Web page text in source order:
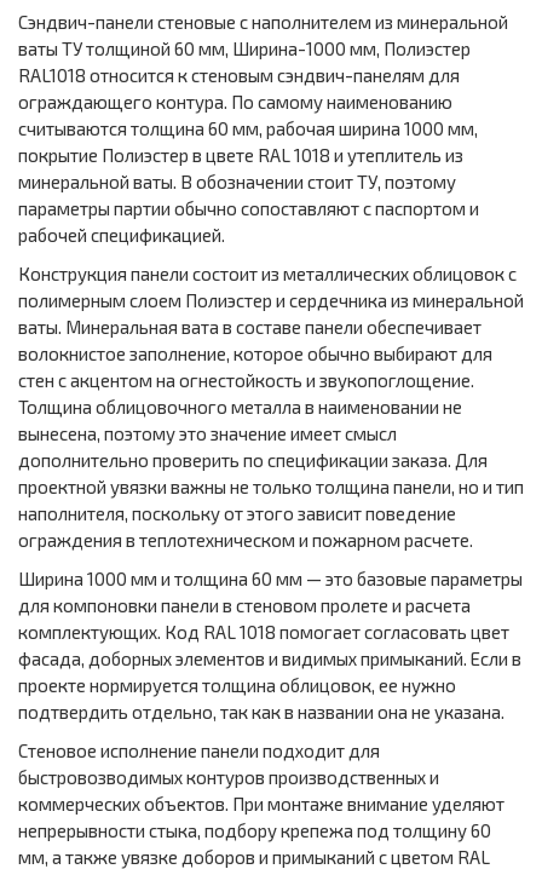
Сэндвич-панели стеновые с наполнителем из минеральной
ваты ТУ толщиной 60 мм, Ширина-1000 мм, Полиэстер
RAL1018 относится к стеновым сэндвич-панелям для
ограждающего контура. По самому наименованию
считываются толщина 60 мм, рабочая ширина 1000 мм,
покрытие Полиэстер в цвете RAL 1018 и утеплитель из
минеральной ваты. В обозначении стоит ТУ, поэтому
параметры партии обычно сопоставляют с паспортом и
рабочей спецификацией.
Конструкция панели состоит из металлических облицовок с
полимерным слоем Полиэстер и сердечника из минеральной
ваты. Минеральная вата в составе панели обеспечивает
волокнистое заполнение, которое обычно выбирают для
стен с акцентом на огнестойкость и звукопоглощение.
Толщина облицовочного металла в наименовании не
вынесена, поэтому это значение имеет смысл
дополнительно проверить по спецификации заказа. Для
проектной увязки важны не только толщина панели, но и тип
наполнителя, поскольку от этого зависит поведение
ограждения в теплотехническом и пожарном расчете.
Ширина 1000 мм и толщина 60 мм — это базовые параметры
для компоновки панели в стеновом пролете и расчета
комплектующих. Код RAL 1018 помогает согласовать цвет
фасада, доборных элементов и видимых примыканий. Если в
проекте нормируется толщина облицовок, ее нужно
подтвердить отдельно, так как в названии она не указана.
Стеновое исполнение панели подходит для
быстровозводимых контуров производственных и
коммерческих объектов. При монтаже внимание уделяют
непрерывности стыка, подбору крепежа под толщину 60
мм, а также увязке доборов и примыканий с цветом RAL